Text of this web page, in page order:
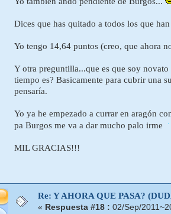
Dices que has quitado a todos los que
Yo tengo 14,64 puntos (creo, que ahora
Y otra preguntilla...que es que soy
tiempo es? Basicamente para cubrir una
pensaría.
Yo ya he empezado a currar en aragón
pa Burgos me va a dar mucho palo irme
MIL GRACIAS!!!
Re: Y AHORA QUE PASA?
« Respuesta #18 : 02/Sep/